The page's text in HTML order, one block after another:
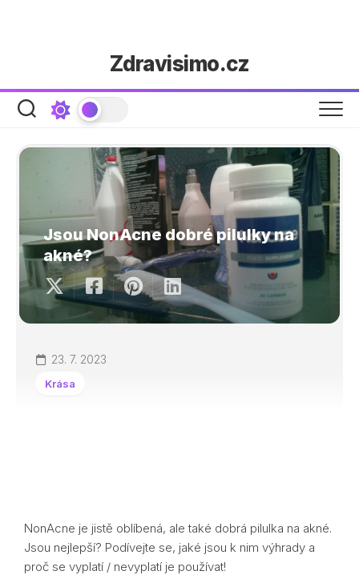
Zdravisimo.cz
Jsou NonAcne dobré pilulky na
akné?
23. 7. 2023
Krása
NonAcne je jistě oblíbená, ale také dobrá pilulka na akné.
Jsou nejlepší? Podívejte se, jaké jsou k nim výhrady a
proč se vyplatí / nevyplatí je používat!